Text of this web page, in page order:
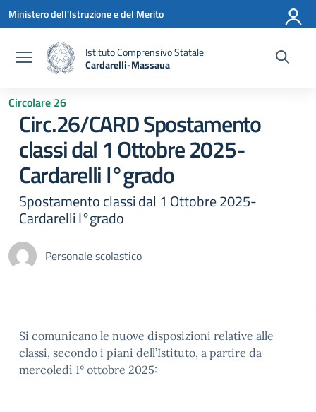
Vai ai contenuti
Vai al menu di navigazione
Vai al footer
Ministero dell'Istruzione e del Merito
Istituto Comprensivo Statale
Cardarelli-Massaua
Circolare 26
Circ.26/CARD Spostamento
classi dal 1 Ottobre 2025-
Cardarelli I°grado
Spostamento classi dal 1 Ottobre 2025-
Cardarelli I°grado
Personale scolastico
Si comunicano le nuove disposizioni relative alle
classi, secondo i piani dell’Istituto, a partire da
mercoledì 1° ottobre 2025: